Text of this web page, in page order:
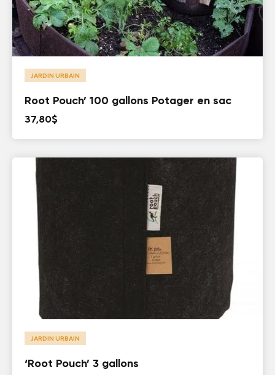
JARDIN URBAIN
Root Pouch’ 100 gallons Potager en sac
37,80$
JARDIN URBAIN
‘Root Pouch’ 3 gallons